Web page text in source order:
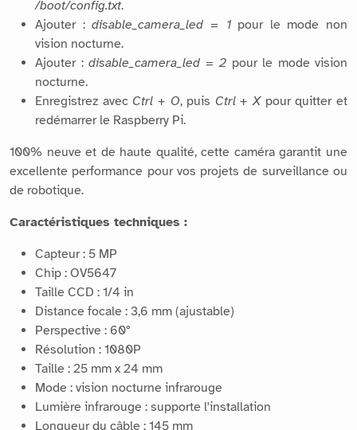
/boot/config.txt.
Ajouter :disable_camera_led = 1pour le mode non
vision nocturne.
Ajouter : disable_camera_led = 2 pour le mode vision
nocturne.
Enregistrez avec Ctrl + O, puis Ctrl + Xpour quitter et
redémarrer le Raspberry Pi.
100% neuve et de haute qualité, cette caméra garantit une
excellente performance pour vos projets de surveillance ou
de robotique.
Caractéristiques techniques :
Capteur : 5 MP
Chip : OV5647
Taille CCD : 1/4 in
Distance focale : 3,6 mm (ajustable)
Perspective : 60°
Résolution : 1080P
Taille : 25 mm x 24 mm
Mode : vision nocturne infrarouge
Lumière infrarouge : supporte l'installation
Longueur du câble : 145 mm